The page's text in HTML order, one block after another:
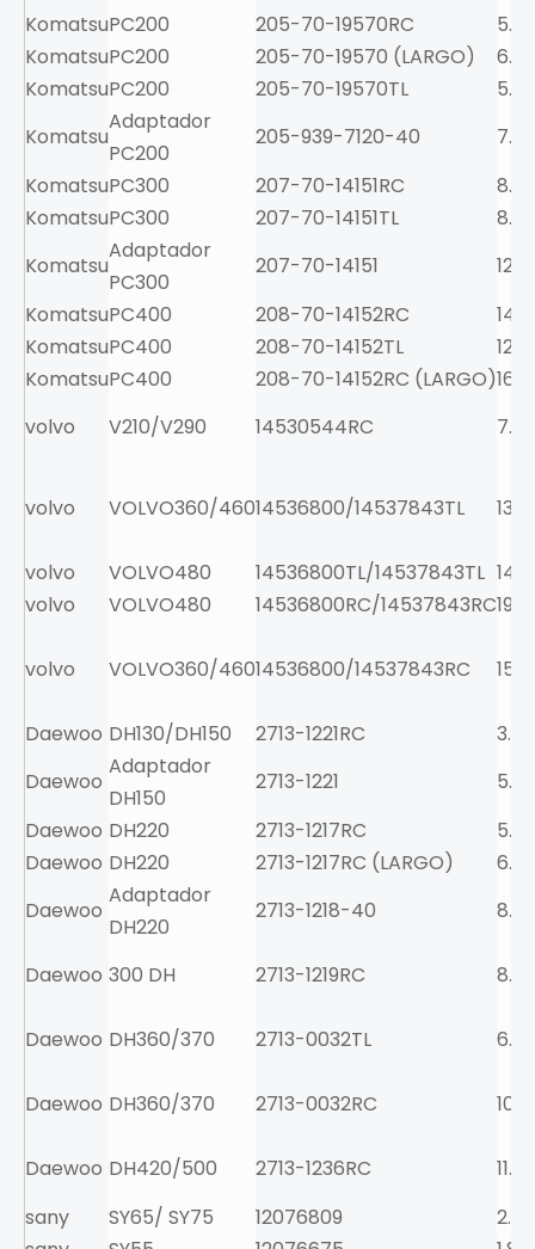
KomatsuPC200 205-70-19570RC
5.1
KomatsuPC200 205-70-19570 (LARGO)
6.1
KomatsuPC200 205-70-19570TL
5.4
Komatsu
Adaptador
PC200
205-939-7120-40
7.3
KomatsuPC300 207-70-14151RC
8.5
KomatsuPC300 207-70-14151TL
8.3
Komatsu
Adaptador
PC300
207-70-14151
12.5
KomatsuPC400 208-70-14152RC
14
KomatsuPC400 208-70-14152TL
12.4
KomatsuPC400 208-70-14152RC (LARGO)16.3
volvo
V210/V290 14530544RC 7.5
volvo VOLVO360/46014536800/14537843TL 13.0
volvo VOLVO480 14536800TL/14537843TL 14.7
volvo
VOLVO480 14536800RC/14537843RC19.8
volvo VOLVO360/46014536800/14537843RC 15.6
Daewoo DH130/DH150 2713-1221RC
3.9
Daewoo
Adaptador
DH150
2713-1221
5.6
Daewoo DH220 2713-1217RC
5.5
Daewoo DH220 2713-1217RC (LARGO)
6.3
Daewoo
Adaptador
DH220
2713-1218-40 8.3
Daewoo 300 DH 2713-1219RC 8.5
Daewoo DH360/370 2713-0032TL 6.6
Daewoo DH360/370 2713-0032RC 10.5
Daewoo DH420/500 2713-1236RC
11.0
sany
SY65/ SY75 12076809
2.6